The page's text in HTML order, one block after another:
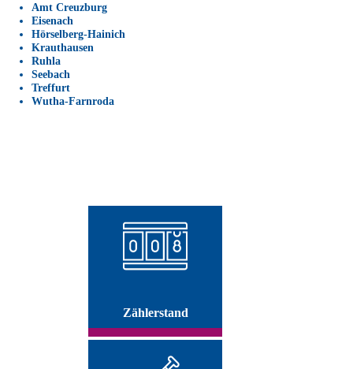
Amt Creuzburg
Eisenach
Hörselberg-Hainich
Krauthausen
Ruhla
Seebach
Treffurt
Wutha-Farnroda
Zählerstand